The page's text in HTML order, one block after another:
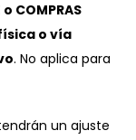
o COMPRAS
o vía
. No aplica para
un ajuste